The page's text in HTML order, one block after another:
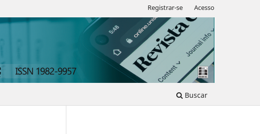
Buscar
Registrar-se Acesso